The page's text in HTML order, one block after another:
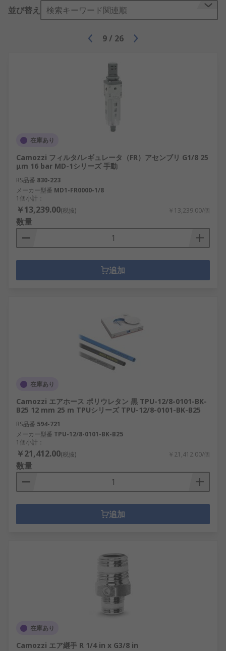
並び替え 検索キーワード関連順
9/ 26
在庫あり
Camozzi フィルタ/レギュレータ（FR）アセンブリ G1/8 25
μm 16 bar MD-1シリーズ 手動
RS品番 830-223
メーカー型番 MD1-FR0000-1/8
1個小計：
￥13,239.00(税抜) ￥13,239.00/個
数量
追加
在庫あり
Camozzi エアホース ポリウレタン 黒 TPU-12/8-0101-BK-
B25 12 mm 25 m TPUシリーズ TPU-12/8-0101-BK-B25
RS品番 594-721
メーカー型番 TPU-12/8-0101-BK-B25
1個小計：
￥21,412.00(税抜) ￥21,412.00/個
数量
追加
在庫あり
Camozzi エア継手 R 1/4 in x G3/8 in